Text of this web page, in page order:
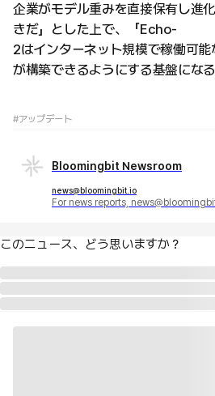
企業がモデル重みを直接保有し進
きだ」とした上で、「Echo-
2はインターネット規模で稼働可
が構築できるようにする基盤にな
#アップデート
Bloomingbit Newsroom
news@bloomingbit.io
For news reports,
このニュース、どう思いますか？